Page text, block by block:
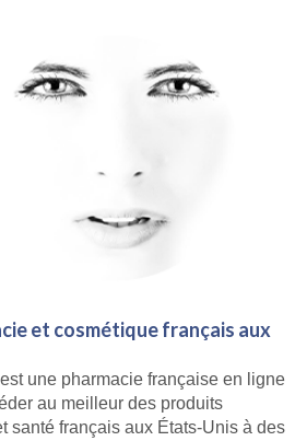
et cosmétique français aux
une pharmacie française en ligne
au meilleur des produits
santé français aux États-Unis à des